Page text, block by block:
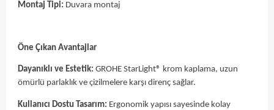
Montaj Tipi: Duvara montaj
Öne Çıkan Avantajlar
Dayanıklı ve Estetik: GROHE StarLight® krom kaplama, uzun
ömürlü parlaklık ve çizilmelere karşı direnç sağlar.
Kullanıcı Dostu Tasarım: Ergonomik yapısı sayesinde kolay